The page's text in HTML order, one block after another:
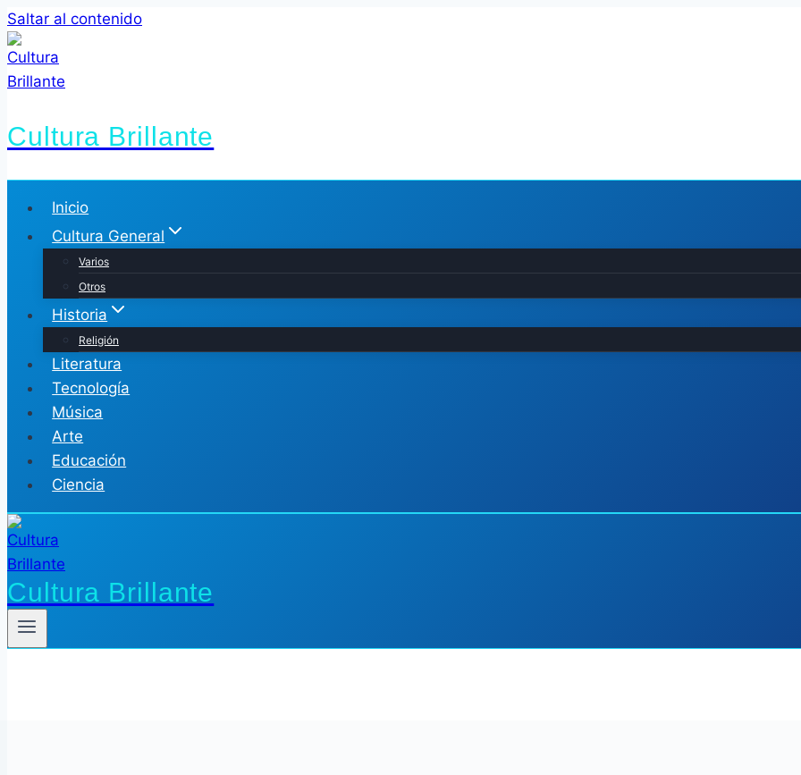
Saltar al contenido
Cultura Brillante
Inicio
Cultura General
Varios
Otros
Historia
Religión
Literatura
Tecnología
Música
Arte
Educación
Ciencia
Cultura Brillante